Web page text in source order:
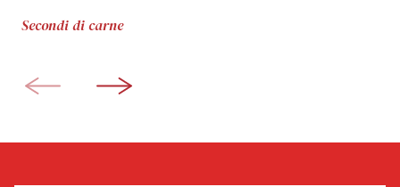
Secondi di carne